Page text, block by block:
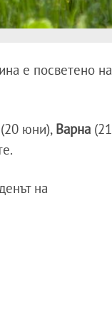
е посветено на
(20 юни), Варна (21
на